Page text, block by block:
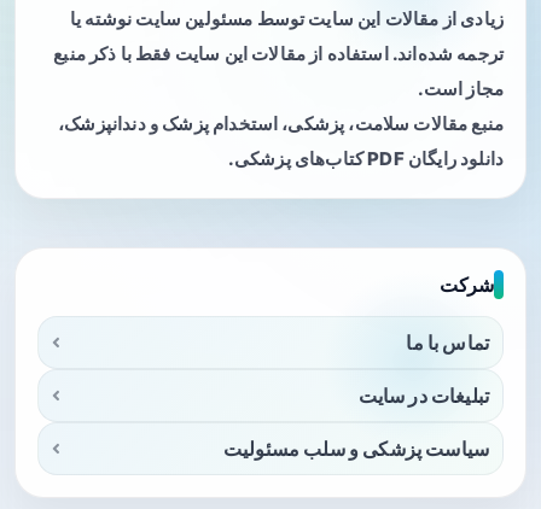
زیادی از مقالات این سایت توسط مسئولین سایت نوشته یا
ترجمه شده‌اند. استفاده از مقالات این سایت فقط با ذکر منبع
مجاز است.
منبع مقالات سلامت، پزشکی، استخدام پزشک و دندانپزشک،
دانلود رایگان PDF کتاب‌های پزشکی.
شرکت
تماس با ما
تبلیغات در سایت
سیاست پزشکی و سلب مسئولیت